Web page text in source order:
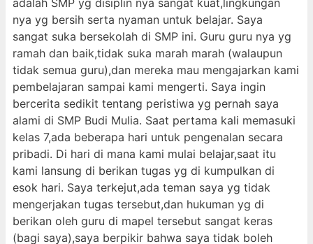
nya yg bersih serta nyaman untuk belajar. Saya
sangat suka bersekolah di SMP ini. Guru guru nya yg
ramah dan baik,tidak suka marah marah (walaupun
tidak semua guru),dan mereka mau mengajarkan kami
pembelajaran sampai kami mengerti. Saya ingin
bercerita sedikit tentang peristiwa yg pernah saya
alami di SMP Budi Mulia. Saat pertama kali memasuki
kelas 7,ada beberapa hari untuk pengenalan secara
pribadi. Di hari di mana kami mulai belajar,saat itu
kami lansung di berikan tugas yg di kumpulkan di
esok hari. Saya terkejut,ada teman saya yg tidak
mengerjakan tugas tersebut,dan hukuman yg di
berikan oleh guru di mapel tersebut sangat keras
(bagi saya),saya berpikir bahwa saya tidak boleh